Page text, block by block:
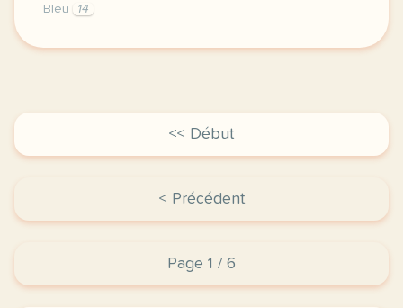
Bleu
14
image pixabay comcette derniere semaine de
<< Début
< Précédent
Page 1 / 6